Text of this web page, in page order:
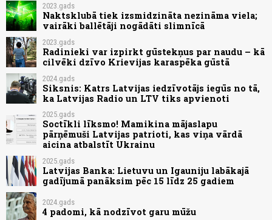
2023.gads
Naktsklubā tiek izsmidzināta nezināma viela;
vairāki ballētāji nogādāti slimnīcā
2023.gads
Radinieki var izpirkt gūstekņus par naudu – kā
cilvēki dzīvo Krievijas karaspēka gūstā
2024.gads
Siksnis: Katrs Latvijas iedzīvotājs iegūs no tā,
ka Latvijas Radio un LTV tiks apvienoti
2025.gads
Soctīkli līksmo! Mamikina mājaslapu
pārņēmuši Latvijas patrioti, kas viņa vārdā
aicina atbalstīt Ukrainu
2025.gads
Latvijas Banka: Lietuvu un Igauniju labākajā
gadījumā panāksim pēc 15 līdz 25 gadiem
2024.gads
4 padomi, kā nodzīvot garu mūžu